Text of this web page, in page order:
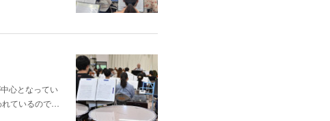
心となってい
れているので…